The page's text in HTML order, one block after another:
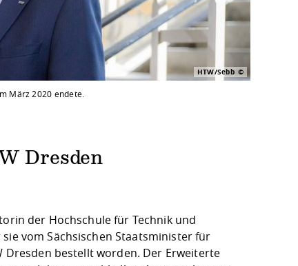
HTW/Sebb
März 2020 endete.
Dresden
der Hochschule für Technik und
vom Sächsischen Staatsminister für
Dresden bestellt worden. Der Erweiterte